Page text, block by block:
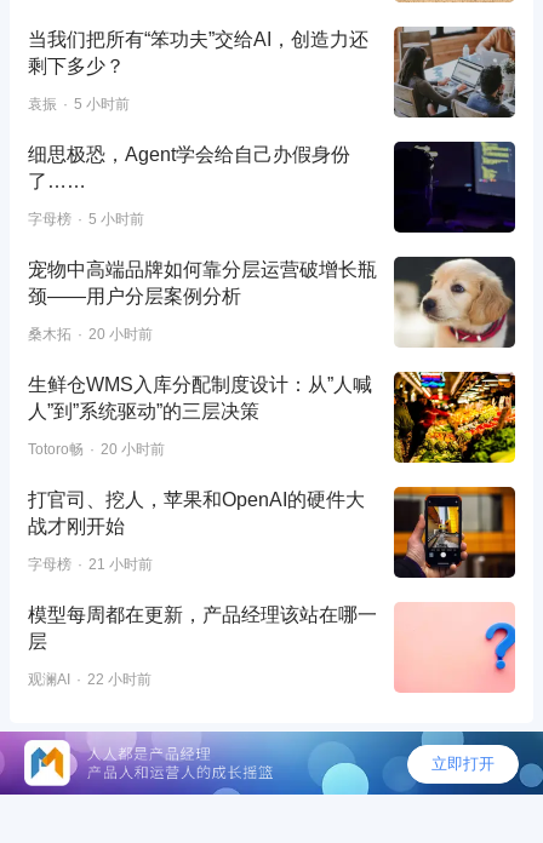
当我们把所有“笨功夫”交给AI，创造力还
剩下多少？
袁振 5 小时前
细思极恐，Agent学会给自己办假身份
了……
字母榜 5 小时前
宠物中高端品牌如何靠分层运营破增长瓶
颈——用户分层案例分析
桑木拓 20 小时前
生鲜仓WMS入库分配制度设计：从”人喊
人”到”系统驱动”的三层决策
Totoro畅 20 小时前
打官司、挖人，苹果和OpenAI的硬件大
战才刚开始
字母榜 21 小时前
模型每周都在更新，产品经理该站在哪一
层
观澜AI 22 小时前
©2026 - 人人都是产品经理